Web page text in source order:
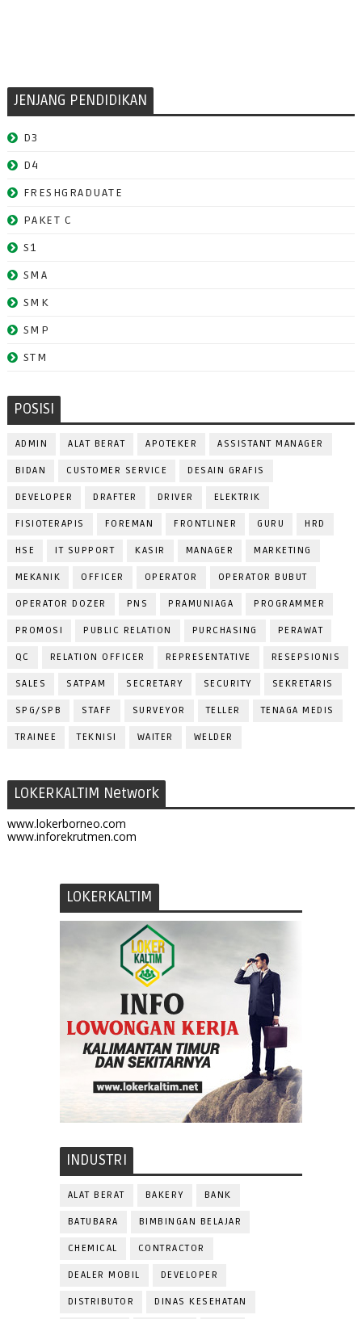
JENJANG PENDIDIKAN
D3
D4
FRESHGRADUATE
PAKET C
S1
SMA
SMK
SMP
STM
POSISI
ADMIN ALAT BERAT APOTEKER ASSISTANT MANAGER
BIDAN CUSTOMER SERVICE DESAIN GRAFIS
DEVELOPER DRAFTER DRIVER ELEKTRIK
FISIOTERAPIS FOREMAN FRONTLINER GURU HRD
HSE IT SUPPORT KASIR MANAGER MARKETING
MEKANIK OFFICER OPERATOR OPERATOR BUBUT
OPERATOR DOZER PNS PRAMUNIAGA PROGRAMMER
PROMOSI PUBLIC RELATION PURCHASING PERAWAT
QC RELATION OFFICER REPRESENTATIVE RESEPSIONIS
SALES SATPAM SECRETARY SECURITY SEKRETARIS
SPG/SPB STAFF SURVEYOR TELLER TENAGA MEDIS
TRAINEE TEKNISI WAITER WELDER
LOKERKALTIM Network
www.lokerborneo.com
www.inforekrutmen.com
LOKERKALTIM
INDUSTRI
ALAT BERAT BAKERY BANK
BATUBARA BIMBINGAN BELAJAR
CHEMICAL CONTRACTOR
DEALER MOBIL DEVELOPER
DISTRIBUTOR DINAS KESEHATAN